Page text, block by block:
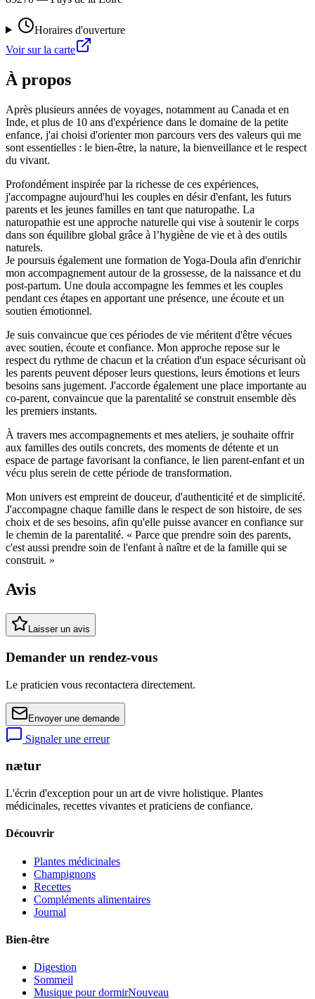
Horaires d'ouverture
Voir sur la carte
À propos
Après plusieurs années de voyages, notamment au Canada et en
Inde, et plus de 10 ans d'expérience dans le domaine de la petite
enfance, j'ai choisi d'orienter mon parcours vers des valeurs qui me
sont essentielles : le bien-être, la nature, la bienveillance et le respect
du vivant.
Profondément inspirée par la richesse de ces expériences,
j'accompagne aujourd'hui les couples en désir d'enfant, les futurs
parents et les jeunes familles en tant que naturopathe. La
naturopathie est une approche naturelle qui vise à soutenir le corps
dans son équilibre global grâce à l’hygiène de vie et à des outils
naturels.
Je poursuis également une formation de Yoga-Doula afin d'enrichir
mon accompagnement autour de la grossesse, de la naissance et du
post-partum. Une doula accompagne les femmes et les couples
pendant ces étapes en apportant une présence, une écoute et un
soutien émotionnel.
Je suis convaincue que ces périodes de vie méritent d'être vécues
avec soutien, écoute et confiance. Mon approche repose sur le
respect du rythme de chacun et la création d'un espace sécurisant où
les parents peuvent déposer leurs questions, leurs émotions et leurs
besoins sans jugement. J'accorde également une place importante au
co-parent, convaincue que la parentalité se construit ensemble dès
les premiers instants.
À travers mes accompagnements et mes ateliers, je souhaite offrir
aux familles des outils concrets, des moments de détente et un
espace de partage favorisant la confiance, le lien parent-enfant et un
vécu plus serein de cette période de transformation.
Mon univers est empreint de douceur, d'authenticité et de simplicité.
J'accompagne chaque famille dans le respect de son histoire, de ses
choix et de ses besoins, afin qu'elle puisse avancer en confiance sur
le chemin de la parentalité. « Parce que prendre soin des parents,
c'est aussi prendre soin de l'enfant à naître et de la famille qui se
construit. »
Avis
Laisser un avis
Demander un rendez-vous
Le praticien vous recontactera directement.
Envoyer une demande
Signaler une erreur
nætur
L'écrin d'exception pour un art de vivre holistique. Plantes
médicinales, recettes vivantes et praticiens de confiance.
Découvrir
Plantes médicinales
Champignons
Recettes
Compléments alimentaires
Journal
Bien-être
Digestion
Sommeil
Musique pour dormirNouveau